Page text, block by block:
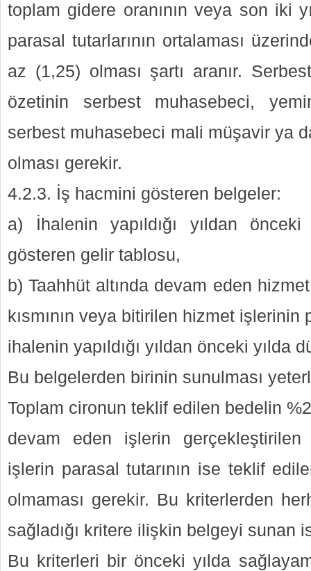
toplam gidere oranının veya son iki
parasal tutarlarının ortalaması
az (1,25) olması şartı aranır.
özetinin serbest muhasebeci,
serbest muhasebeci mali müşavir ya
olması gerekir.
4.2.3. İş hacmini gösteren belgeler:
a) İhalenin yapıldığı yıldan
gösteren gelir tablosu,
b) Taahhüt altında devam eden
kısmının veya bitirilen hizmet işlerinin
ihalenin yapıldığı yıldan önceki yılda
Bu belgelerden birinin sunulması
Toplam cironun teklif edilen bedelin
devam eden işlerin gerçekleştirilen
işlerin parasal tutarının ise teklif
olmaması gerekir. Bu kriterlerden
sağladığı kritere ilişkin belgeyi sunan
Bu kriterleri bir önceki yılda